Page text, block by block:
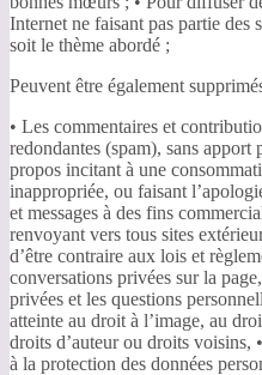
Internet ne faisant pas partie des
soit le thème abordé ;
Peuvent être également
• Les commentaires et
redondantes (spam), sans
propos incitant à une
inappropriée, ou faisant
et messages à des fins
renvoyant vers tous sites
d’être contraire aux lois et
conversations privées sur la
privées et les questions
atteinte au droit à l’image, au
droits d’auteur ou droits voisins,
à la protection des données